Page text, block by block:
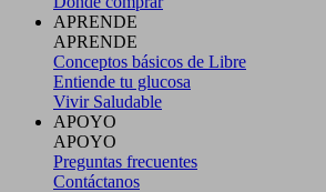
APRENDE
APRENDE
Conceptos básicos de Libre
Entiende tu glucosa
Vivir Saludable
APOYO
APOYO
Preguntas frecuentes
Contáctanos